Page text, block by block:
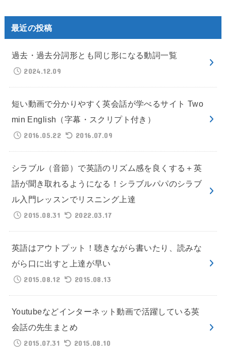
最近の投稿
過去・過去分詞形とも同じ形になる動詞一覧
2024.12.09
短い動画で分かりやすく英会話が学べるサイト Two
min English（字幕・スクリプト付き）
2016.05.22
2016.07.09
シラブル（音節）で英語のリズム感を良くする＋英
語が聞き取れるようになる！シラブルパパのシラブ
ル入門レッスンでリスニング上達
2015.08.31
2022.03.17
英語はアウトプット！聴きながら書いたり、読みな
がら口に出すと上達が早い
2015.08.12
2015.08.13
Youtubeなどインターネット動画で活躍している英
会話の先生まとめ
2015.07.31
2015.08.10